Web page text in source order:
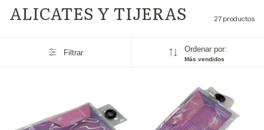
ALICATES Y TIJERAS 27 productos
Filtrar Ordenar por:
Más vendidos